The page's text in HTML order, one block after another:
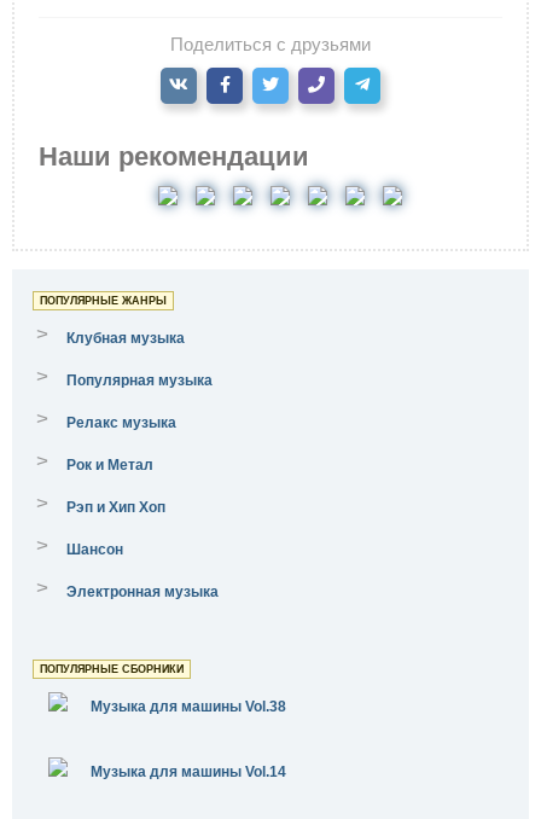
Поделиться с друзьями
Наши рекомендации
ПОПУЛЯРНЫЕ ЖАНРЫ
> Клубная музыка
> Популярная музыка
> Релакс музыка
> Рок и Метал
> Рэп и Хип Хоп
> Шансон
> Электронная музыка
ПОПУЛЯРНЫЕ СБОРНИКИ
Музыка для машины Vol.38
Музыка для машины Vol.14